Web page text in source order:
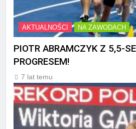
AKTUALNOŚCI NA ZAWODACH
PIOTR ABRAMCZYK Z 5,5-
PROGRESEM!
7 lat temu